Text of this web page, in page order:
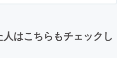
はこちらもチェックし